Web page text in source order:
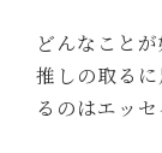
どんなこと
推しの取る
るのはエッ